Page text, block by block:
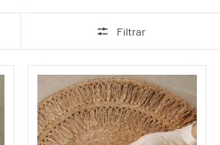
Filtrar